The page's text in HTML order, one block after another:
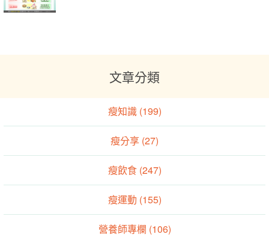
文章分類
瘦知識 (199)
瘦分享 (27)
瘦飲食 (247)
瘦運動 (155)
營養師專欄 (106)